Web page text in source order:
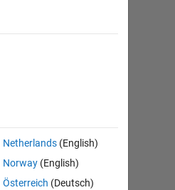
Netherlands(English)
Norway(English)
Österreich (Deutsch)